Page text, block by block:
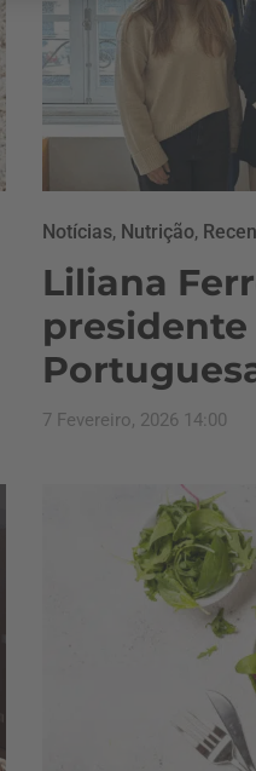
Notícias, Nutrição,
Liliana
presidente
7 Fevereiro, 2026 14:00